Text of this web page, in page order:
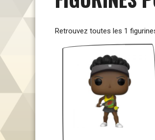
Retrouvez toutes les 1